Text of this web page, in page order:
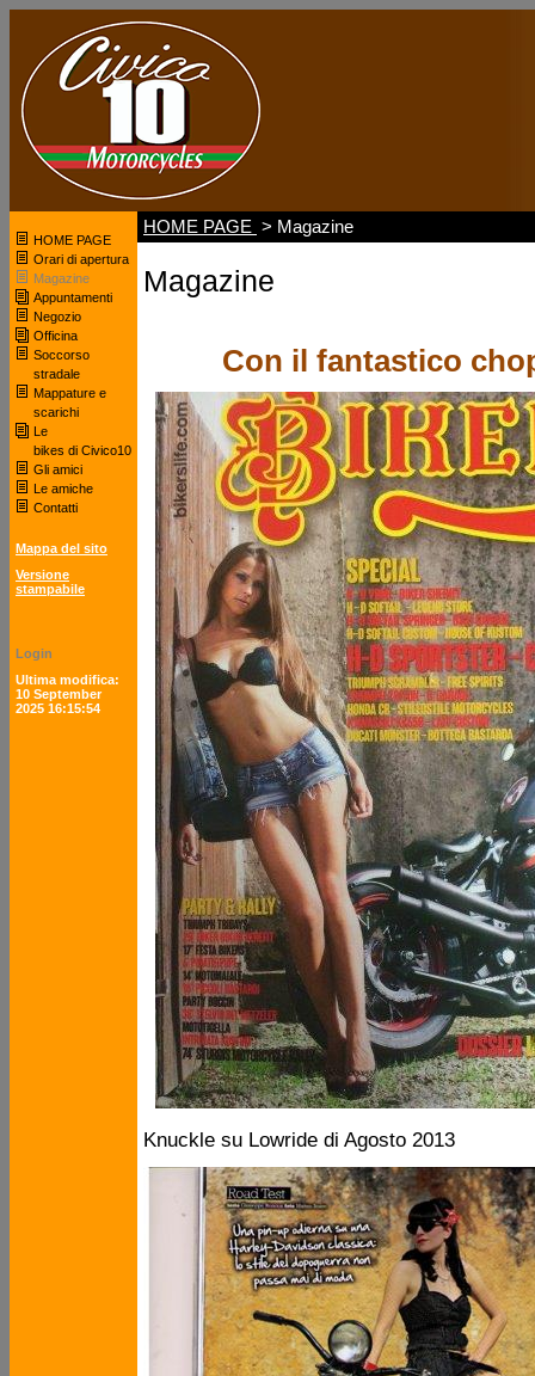
HOME PAGE
Orari di apertura
Magazine
Appuntamenti
Negozio
Officina
Soccorso
stradale
Mappature e
scarichi
Le
bikes di Civico10
Gli amici
Le amiche
Contatti
Mappa del sito
Versione
stampabile
Login
Ultima modifica:
10 September
2025 16:15:54
HOME PAGE > Magazine
Magazine
Con il fantastico
Knuckle su Lowride di Agosto 2013